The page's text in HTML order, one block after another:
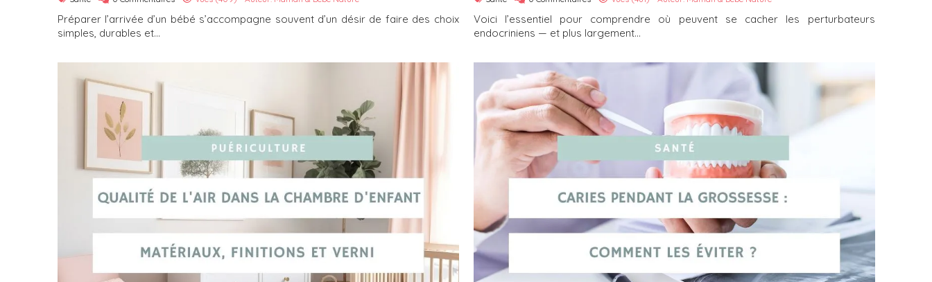
Préparer l’arrivée d’un bébé s’accompagne souvent d’un désir de faire des choix
simples, durables et...
Voici l’essentiel pour comprendre où peuvent se cacher les perturbateurs
endocriniens — et plus largement...